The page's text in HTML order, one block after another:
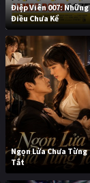
Điệp Viên 007: Những
Điều Chưa Kể
Ngọn Lửa Chưa Từng
Tắt